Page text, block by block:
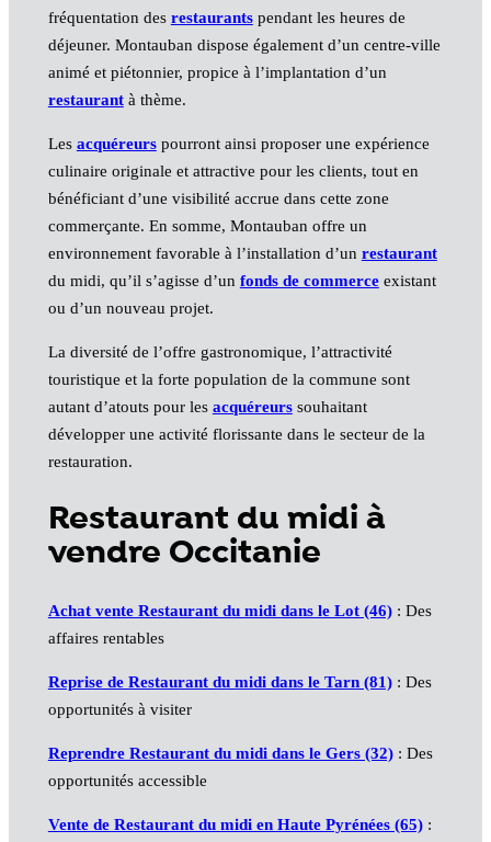
fréquentation des restaurantspendant les heures de
déjeuner. Montauban dispose également d’un centre-ville
animé et piétonnier, propice à l’implantation d’un
restaurantà thème.
Les acquéreurspourront ainsi proposer une expérience
culinaire originale et attractive pour les clients, tout en
bénéficiant d’une visibilité accrue dans cette zone
commerçante. En somme, Montauban offre un
environnement favorable à l’installation d’un restaurant
du midi, qu’il s’agisse d’un fonds de commerceexistant
ou d’un nouveau projet.
La diversité de l’offre gastronomique, l’attractivité
touristique et la forte population de la commune sont
autant d’atouts pour les acquéreurssouhaitant
développer une activité florissante dans le secteur de la
restauration.
Restaurant du midi à
vendre Occitanie
Achat vente Restaurant du midi dans le Lot (46): Des
affaires rentables
Reprise de Restaurant du midi dans le Tarn (81): Des
opportunités à visiter
Reprendre Restaurant du midi dans le Gers (32): Des
opportunités accessible
Vente de Restaurant du midi en Haute Pyrénées (65):